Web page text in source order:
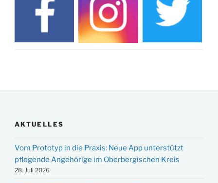
AKTUELLES
Vom Prototyp in die Praxis: Neue App unterstützt
pflegende Angehörige im Oberbergischen Kreis
28. Juli 2026